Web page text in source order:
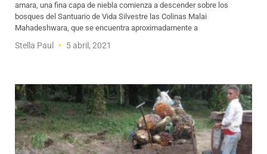
amara, una fina capa de niebla comienza a descender sobre los
bosques del Santuario de Vida Silvestre las Colinas Malai
Mahadeshwara, que se encuentra aproximadamente a
Stella Paul 5 abril, 2021